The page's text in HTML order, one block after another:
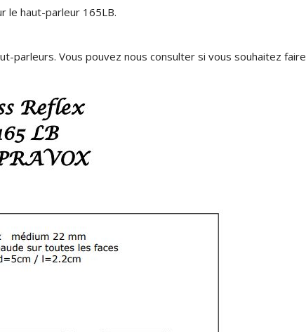
le haut-parleur 165LB.
parleurs. Vous pouvez nous consulter si vous souhaitez faire